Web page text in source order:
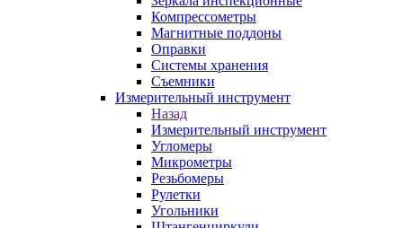
Компрессометры
Магнитные поддоны
Оправки
Системы хранения
Съемники
Измерительный инструмент
Назад
Измерительный инструмент
Угломеры
Микрометры
Резьбомеры
Рулетки
Угольники